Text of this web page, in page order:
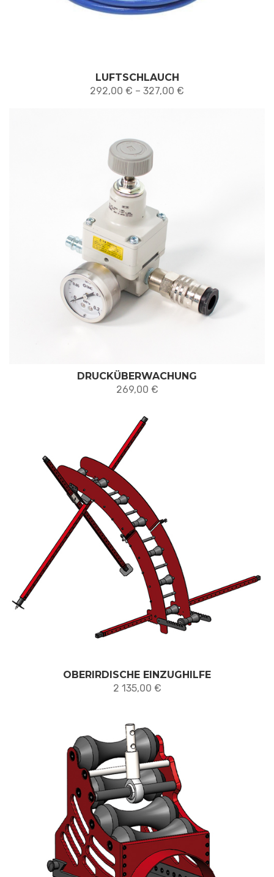
LUFTSCHLAUCH
292,00 € – 327,00 €
DRUCKÜBERWACHUNG
269,00 €
OBERIRDISCHE EINZUGHILFE
2 135,00 €